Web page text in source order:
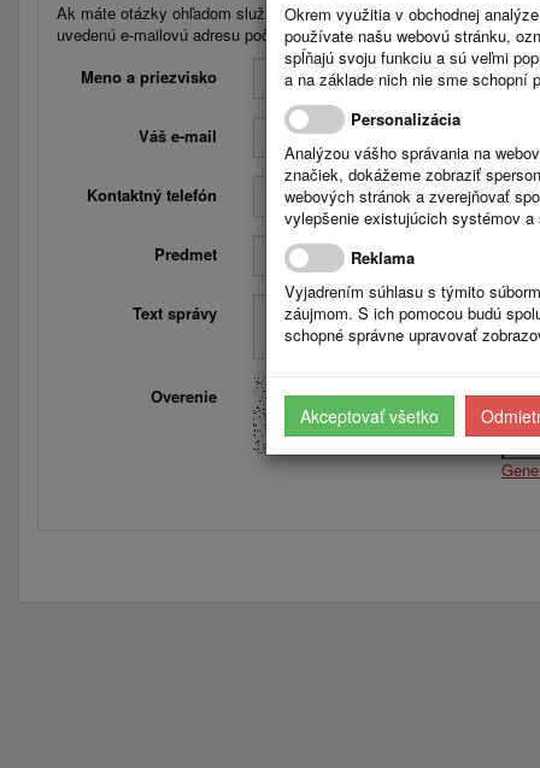
Ak máte otázky ohľadom služieb Registra zmlúv, faktúr a
uvedenú e-mailovú adresu počas pracovných dní od 08:00 do 16:00
Meno a priezvisko
Váš e-mail
Kontaktný telefón
Predmet
Text správy
Overenie
Okrem využitia v obchodnej
používate našu webovú stránku,
spĺňajú svoju funkciu a sú veľmi
a na základe nich nie sme schopní
Personalizácia
Analýzou vášho správania na
značiek, dokážeme zobraziť
webových stránok a zverejňovať
vylepšenie existujúcich systémov
Reklama
Vyjadrením súhlasu s týmito
záujmom. S ich pomocou budú
schopné správne upravovať
Akceptovať všetko